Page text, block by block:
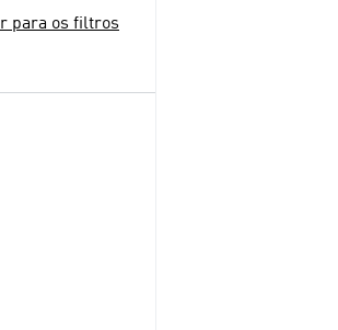
Ir para os filtros